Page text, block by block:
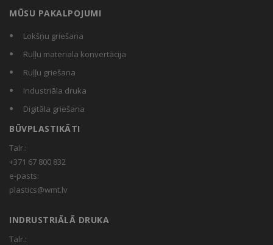
MŪSU PAKALPOJUMI
Lokšņu griešana
Ruļļu materiala konvertācija
Ruļļu griešana
Industriāla druka
Digitāla griešana
BŪVPLASTIKĀTI
Talr.:
+371 67 800 832
e-pasts:
plastics@wmt.lv
INDRUSTRIĀLĀ DRUKA
Talr.: